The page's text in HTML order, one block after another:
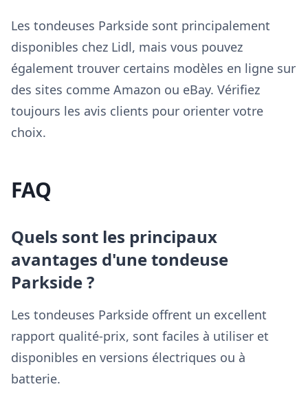
Les tondeuses Parkside sont principalement
disponibles chez Lidl, mais vous pouvez
également trouver certains modèles en ligne sur
des sites comme Amazon ou eBay. Vérifiez
toujours les avis clients pour orienter votre
choix.
FAQ
Quels sont les principaux
avantages d'une tondeuse
Parkside ?
Les tondeuses Parkside offrent un excellent
rapport qualité-prix, sont faciles à utiliser et
disponibles en versions électriques ou à
batterie.